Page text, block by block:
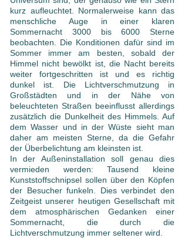
kurz aufleuchtet. Normalerweise kann das
menschliche Auge in einer klaren
Sommernacht 3000 bis 6000 Sterne
beobachten. Die Konditionen dafür sind im
Sommer immer am besten, sobald der
Himmel nicht bewölkt ist, die Nacht bereits
weiter fortgeschritten ist und es richtig
dunkel ist. Die Lichtverschmutzung in
Großstädten und in der Nähe von
beleuchteten Straßen beeinflusst allerdings
zusätzlich die Dunkelheit des Himmels. Auf
dem Wasser und in der Wüste sieht man
daher am meisten Sterne, da die Gefahr
der Überbelichtung am kleinsten ist.
In der Außeninstallation soll genau dies
vermieden werden: Tausend kleine
Kunststoffschnipsel sollen über den Köpfen
der Besucher funkeln. Dies verbindet den
Zeitgeist unserer heutigen Gesellschaft mit
dem atmosphärischen Gedanken einer
Sommernacht, die durch die
Lichtverschmutzung immer seltener wird.